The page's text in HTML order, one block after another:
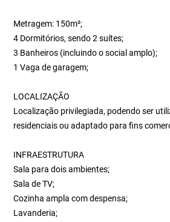
Metragem: 150m²;
4 Dormitórios, sendo 2 suítes;
3 Banheiros (incluindo o social amplo);
1 Vaga de garagem;
LOCALIZAÇÃO
Localização privilegiada, podendo ser
residenciais ou adaptado para fins
INFRAESTRUTURA
Sala para dois ambientes;
Sala de TV;
Cozinha ampla com despensa;
Lavanderia;